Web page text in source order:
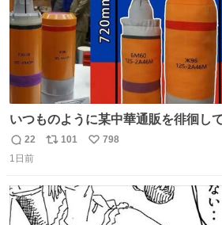
いつものように某中華通販を徘徊し
ぐるみを発見してしまった…。
返
信
22
リ
ト
数
101
い
数
798
1日前